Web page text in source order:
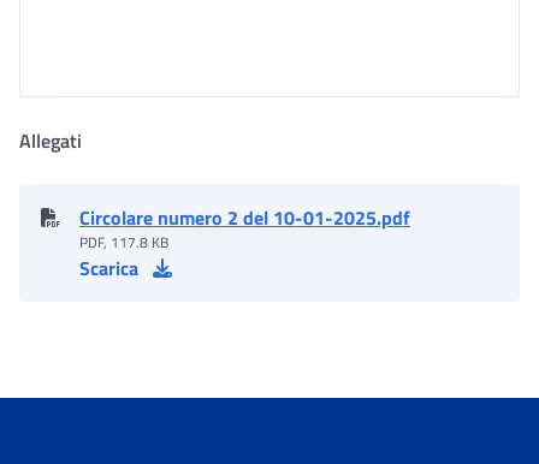
Allegati
Circolare numero 2 del 10-01-2025.pdf
PDF, 117.8 KB
Scarica